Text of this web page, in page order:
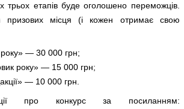
трьох етапів буде оголошено переможців.
місця (і кожен отримає свою
— 30 000 грн;
року» — 15 000 грн;
— 10 000 грн.
про конкурс за посиланням: